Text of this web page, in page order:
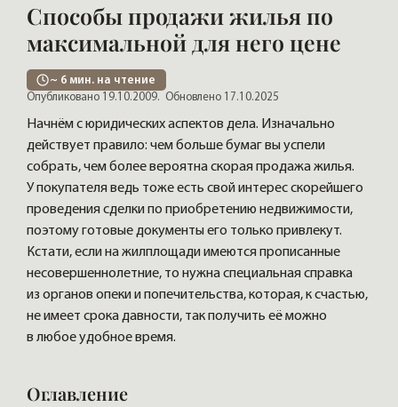
Способы продажи жилья по
максимальной для него цене
~ 6 мин. на чтение
Опубликовано 19.10.2009. Обновлено 17.10.2025
Начнём с юридических аспектов дела. Изначально
действует правило: чем больше бумаг вы успели
собрать, чем более вероятна скорая продажа жилья.
У покупателя ведь тоже есть свой интерес скорейшего
проведения сделки по приобретению недвижимости,
поэтому готовые документы его только привлекут.
Кстати, если на жилплощади имеются прописанные
несовершеннолетние, то нужна специальная справка
из органов опеки и попечительства, которая, к счастью,
не имеет срока давности, так получить её можно
в любое удобное время.
Оглавление